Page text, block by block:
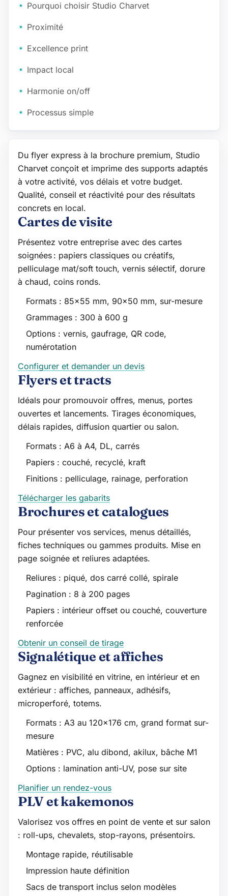
Pourquoi choisir Studio Charvet
Proximité
Excellence print
Impact local
Harmonie on/off
Processus simple
Du flyer express à la brochure premium, Studio
Charvet conçoit et imprime des supports adaptés
à votre activité, vos délais et votre budget.
Qualité, conseil et réactivité pour des résultats
concrets en local.
Cartes de visite
Présentez votre entreprise avec des cartes
soignées : papiers classiques ou créatifs,
pelliculage mat/soft touch, vernis sélectif, dorure
à chaud, coins ronds.
Formats : 85×55 mm, 90×50 mm, sur-mesure
Grammages : 300 à 600 g
Options : vernis, gaufrage, QR code,
numérotation
Configurer et demander un devis
Flyers et tracts
Idéals pour promouvoir offres, menus, portes
ouvertes et lancements. Tirages économiques,
délais rapides, diffusion quartier ou salon.
Formats : A6 à A4, DL, carrés
Papiers : couché, recyclé, kraft
Finitions : pelliculage, rainage, perforation
Télécharger les gabarits
Brochures et catalogues
Pour présenter vos services, menus détaillés,
fiches techniques ou gammes produits. Mise en
page soignée et reliures adaptées.
Reliures : piqué, dos carré collé, spirale
Pagination : 8 à 200 pages
Papiers : intérieur offset ou couché, couverture
renforcée
Obtenir un conseil de tirage
Signalétique et affiches
Gagnez en visibilité en vitrine, en intérieur et en
extérieur : affiches, panneaux, adhésifs,
microperforé, totems.
Formats : A3 au 120×176 cm, grand format sur-
mesure
Matières : PVC, alu dibond, akilux, bâche M1
Options : lamination anti-UV, pose sur site
Planifier un rendez-vous
PLV et kakemonos
Valorisez vos offres en point de vente et sur salon
: roll-ups, chevalets, stop-rayons, présentoirs.
Montage rapide, réutilisable
Impression haute définition
Sacs de transport inclus selon modèles